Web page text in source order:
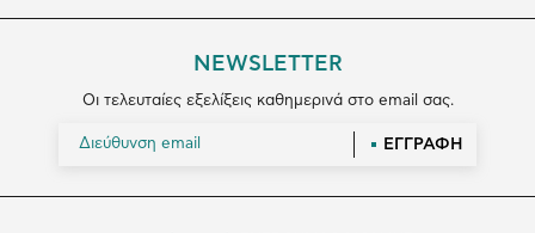
NEWSLETTER
Οι τελευταίες εξελίξεις καθημερινά στο email σας.
ΕΓΓΡΑΦΗ